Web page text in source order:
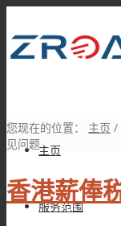
主页
服务范围
您现在的位置： 主页 /
见问题
香港薪俸